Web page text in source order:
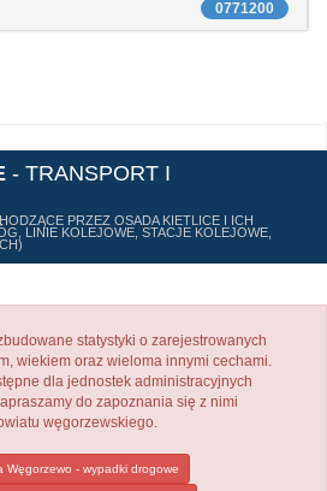
0771200
- TRANSPORT I
PRZEZ OSADA KIETLICE I ICH
LINIE KOLEJOWE, STACJE KOLEJOWE,
statystyki o zarejestrowanych
wiekiem oraz wieloma innymi cechami.
dla jednostek administracyjnych
do zapoznania się z nimi
węgorzewskiego.
Węgorzewo - wypadki drogowe